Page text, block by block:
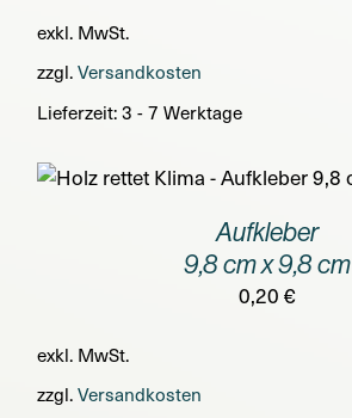
exkl. MwSt.
zzgl.Versandkosten
Lieferzeit:3 - 7 Werktage
Aufkleber
9,8 cm x 9,8 cm
0,20€
exkl. MwSt.
zzgl.Versandkosten